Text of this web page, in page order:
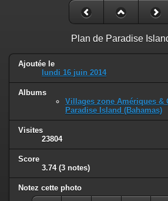
Plan de Paradise
Ajoutée le
lundi 16 juin 2014
Albums
Villages zone Amériques &
Paradise Island (Bahamas)
Visites
23804
Score
3.74 (3 notes)
Notez cette photo